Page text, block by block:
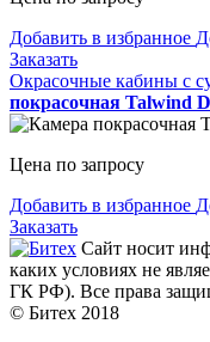
Добавить в избранное
Заказать
Окрасочные кабины с
покрасочная Talwind
Цена по запросу
Добавить в избранное
Заказать
Сайт носит
каких условиях не
ГК РФ). Все права
© Битех 2018